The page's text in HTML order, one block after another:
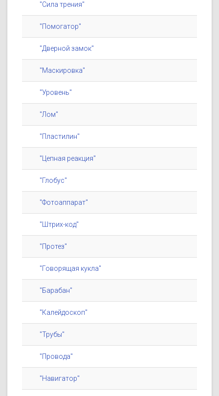
"Сила трения"
"Помогатор"
"Дверной замок"
"Маскировка"
"Уровень"
"Лом"
"Пластилин"
"Цепная реакция"
"Глобус"
"Фотоаппарат"
"Штрих-код"
"Протез"
"Говорящая кукла"
"Барабан"
"Калейдоскоп"
"Трубы"
"Провода"
"Навигатор"